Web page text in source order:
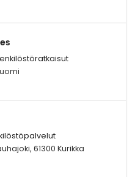
61300 Kurikka